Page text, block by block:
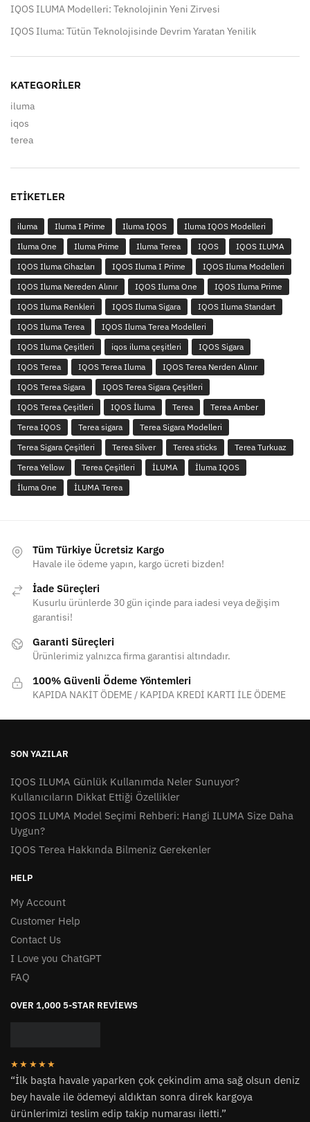
IQOS ILUMA Modelleri: Teknolojinin Yeni Zirvesi
IQOS Iluma: Tütün Teknolojisinde Devrim Yaratan Yenilik
KATEGORILER
iluma
iqos
terea
ETIKETLER
iluma Iluma I Prime Iluma IQOS
Iluma IQOS Modelleri
Iluma One
Iluma Prime Iluma Terea IQOS
IQOS ILUMA
IQOS Iluma Cihazları
IQOS Iluma I Prime
IQOS Iluma Modelleri
IQOS Iluma Nereden Alınır
IQOS Iluma One
IQOS Iluma Prime
IQOS Iluma Renkleri
IQOS Iluma Sigara
IQOS Iluma Standart
IQOS Iluma Terea
IQOS Iluma Terea Modelleri
IQOS Iluma Çeşitleri
iqos iluma çeşitleri
IQOS Sigara
IQOS Terea
IQOS Terea Iluma
IQOS Terea Nerden Alınır
IQOS Terea Sigara
IQOS Terea Sigara Çeşitleri
IQOS Terea Çeşitleri
IQOS İluma Terea
Terea Amber
Terea IQOS
Terea sigara
Terea Sigara Modelleri
Terea Sigara Çeşitleri
Terea Silver Terea sticks
Terea Turkuaz
Terea Yellow
Terea Çeşitleri İLUMA
İluma IQOS
İluma One
İLUMA Terea
Tüm Türkiye Ücretsiz Kargo
Havale ile ödeme yapın, kargo ücreti bizden!
İade Süreçleri
Kusurlu ürünlerde 30 gün içinde para iadesi veya değişim
garantisi!
Garanti Süreçleri
Ürünlerimiz yalnızca firma garantisi altındadır.
100% Güvenli Ödeme Yöntemleri
KAPIDA NAKİT ÖDEME / KAPIDA KREDİ KARTI İLE ÖDEME
SON YAZILAR
IQOS ILUMA Günlük Kullanımda Neler Sunuyor?
Kullanıcıların Dikkat Ettiği Özellikler
IQOS ILUMA Model Seçimi Rehberi: Hangi ILUMA Size Daha
Uygun?
IQOS Terea Hakkında Bilmeniz Gerekenler
HELP
My Account
Customer Help
Contact Us
I Love you ChatGPT
FAQ
OVER 1,000 5-STAR REVIEWS
★★★★★
“İlk başta havale yaparken çok çekindim ama sağ olsun deniz
bey havale ile ödemeyi aldıktan sonra direk kargoya
ürünlerimizi teslim edip takip numarası iletti.”